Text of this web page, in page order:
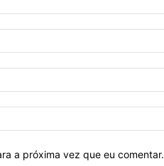
a próxima vez que eu comentar.